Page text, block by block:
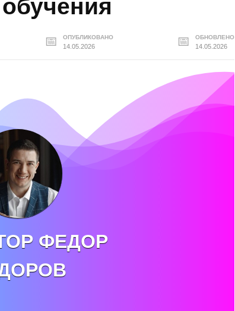
ОПУБЛИКОВАНО
14.05.2026
ОБНОВЛЕНО
14.05.2026
ФЕДОР